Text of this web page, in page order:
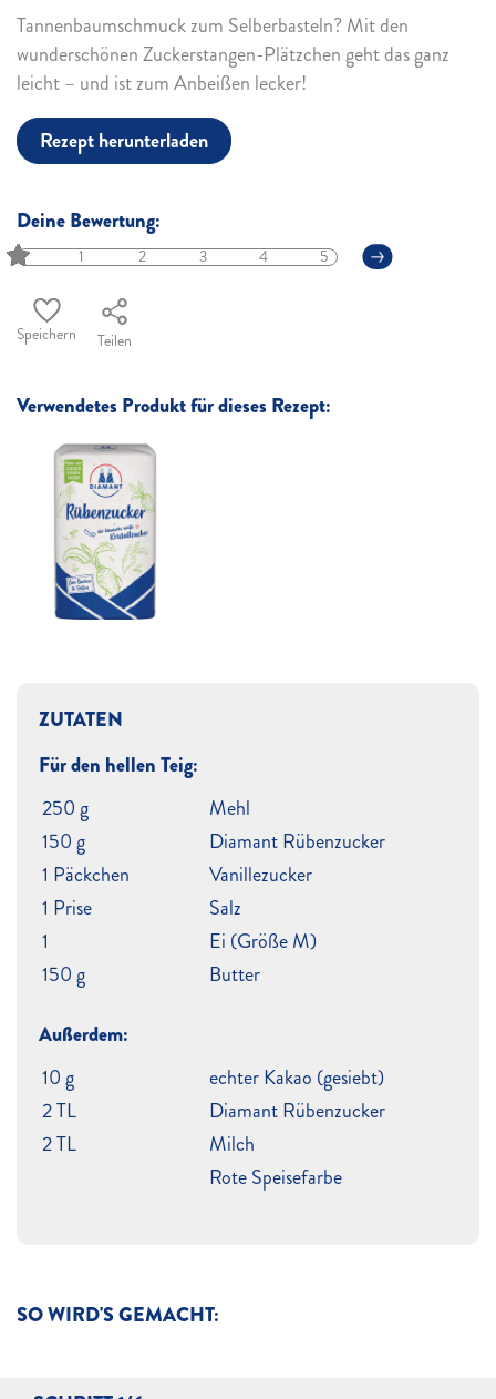
Tannenbaumschmuck zum Selberbasteln? Mit den
wunderschönen Zuckerstangen-Plätzchen geht das ganz
leicht – und ist zum Anbeißen lecker!
Rezept herunterladen
Deine Bewertung:
1 2 3 4 5
Speichern Teilen
Verwendetes Produkt für dieses Rezept:
SO WIRD'S GEMACHT:
ZUTATEN
Für den hellen Teig:
250 g
Mehl
150 g
Diamant Rübenzucker
1 Päckchen
Vanillezucker
1 Prise
Salz
1
Ei (Größe M)
150 g
Butter
Außerdem:
10 g
echter Kakao (gesiebt)
2 TL
Diamant Rübenzucker
2 TL
Milch
Rote Speisefarbe